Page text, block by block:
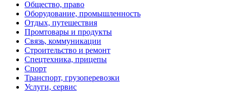
Общество, право
Оборудование, промышленность
Отдых, путешествия
Промтовары и продукты
Связь, коммуникации
Строительство и ремонт
Спецтехника, прицепы
Спорт
Транспорт, грузоперевозки
Услуги, сервис